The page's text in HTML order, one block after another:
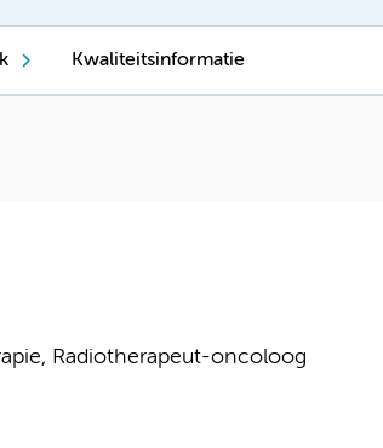
Kwaliteitsinformatie
Radiotherapeut-oncoloog